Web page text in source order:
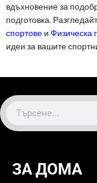
вдъхновение за
подготовка.
спортове и Физическа
идеи за вашите
ЗА ДОМА